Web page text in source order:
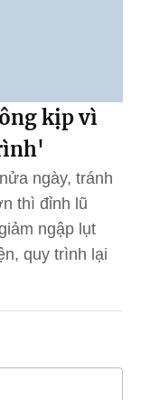
kịp vì
ngày, tránh
thì đỉnh lũ
ngập lụt
quy trình lại